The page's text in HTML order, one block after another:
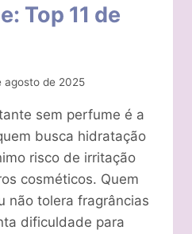
Top 11 de
agosto de 2025
sem perfume é a
busca hidratação
risco de irritação
cosméticos. Quem
não tolera fragrâncias
dificuldade para